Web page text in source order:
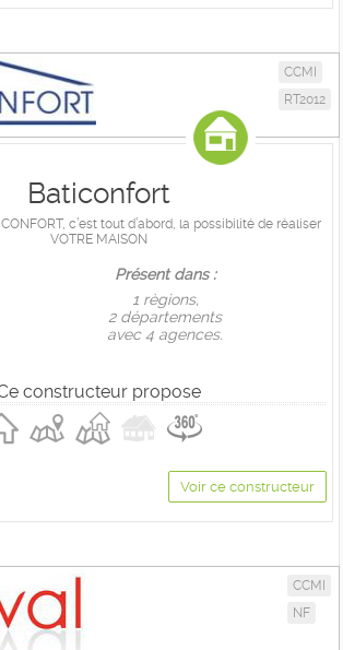
CCMI
RT2012
Baticonfort
c’est tout d’abord, la possibilité de réaliser
VOTRE MAISON
Présent dans :
1 règions,
2 départements
avec 4 agences.
constructeur propose
Voir ce constructeur
CCMI
NF